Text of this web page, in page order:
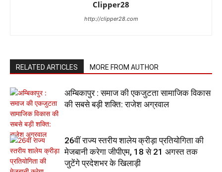
Clipper28
http://clipper28.com
RELATED ARTICLES MORE FROM AUTHOR
अम्बिकापुर : समाज की एकजुटता सामाजिक विकास
की सबसे बड़ी शक्ति: राजेश अग्रवाल
26वीं राज्य स्तरीय शालेय क्रीड़ा प्रतियोगिता की
मेजबानी करेगा जीपीएम, 18 से 21 अगस्त तक
जुटेंगे प्रदेशभर के खिलाड़ी